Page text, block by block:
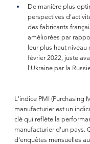
De manière plus
perspectives
des fabricants
améliorées par
leur plus haut
février 2022, juste
l'Ukraine par la
L'indice PMI (Purchasing
manufacturier est un
clé qui reflète la
manufacturier d'un pays.
d'enquêtes mensuelles